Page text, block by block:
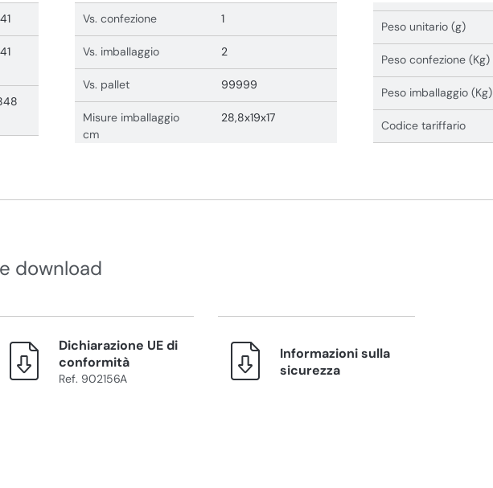
Vs. confezione 1
Vs. imballaggio 2
Vs. pallet 99999
Misure imballaggio
cm
28,8x19x17
Peso unitario (g)
Peso confezione (Kg)
Peso imballaggio (Kg)
Codice tariffario
download
Dichiarazione UE di
conformità
Ref. 902156A
Informazioni sulla
sicurezza